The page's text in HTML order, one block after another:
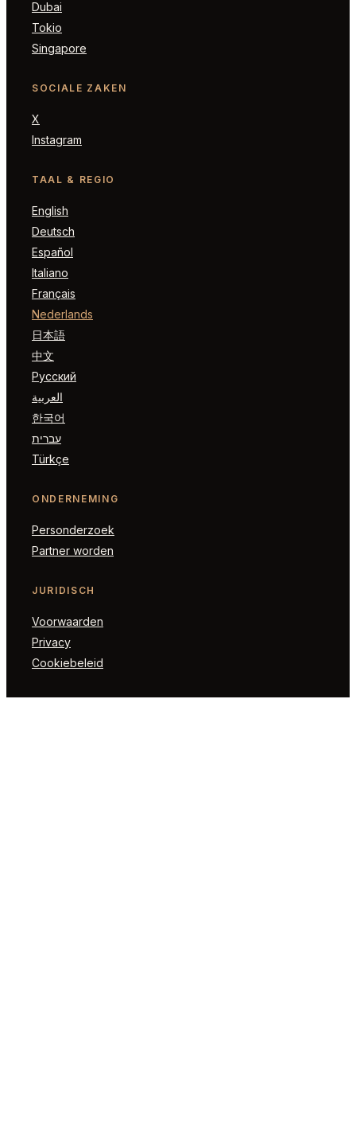
Dubai
Tokio
Singapore
SOCIALE ZAKEN
X
Instagram
TAAL & REGIO
English
Deutsch
Español
Italiano
Français
Nederlands
日本語
中文
Русский
العربية
한국어
עברית
Türkçe
ONDERNEMING
Personderzoek
Partner worden
JURIDISCH
Voorwaarden
Privacy
Cookiebeleid